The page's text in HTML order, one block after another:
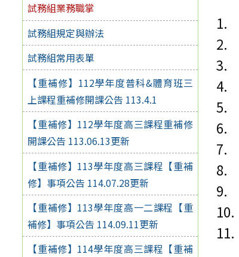
試務組業務職掌
試務組規定與辦法
試務組常用表單
【重補修】112學年度普科&體育班三
上課程重補修開課公告 113.4.1
【重補修】112學年度高三課程重補修
開課公告 113.06.13更新
【重補修】113學年度高三課程【重補
修】事項公告 114.07.28更新
【重補修】113學年度高一二課程【重
補修】事項公告 114.09.11更新
【重補修】114學年度高三課程【重補